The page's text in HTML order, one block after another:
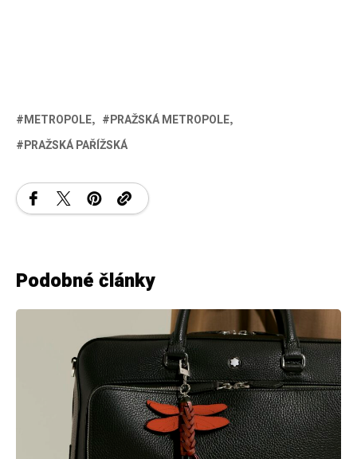
METROPOLE
PRAŽSKÁ METROPOLE
PRAŽSKÁ PAŘÍŽSKÁ
Podobné články